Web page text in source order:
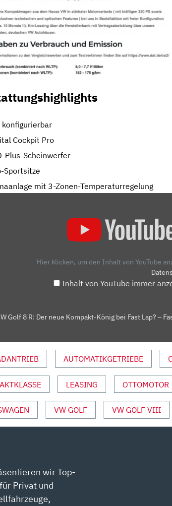
konfigurierbar
Cockpit Pro
Plus-Scheinwerfer
Sportsitze
mit 3-Zonen-Temperaturregelung
Hier klicken, um den Inhalt von YouTube
Inhalt von YouTube immer
Golf 8 R: Der neue Kompakt-König bei Fast Lap? –
AUTOMATIKGETRIEBE
LEASING OTTOMOTOR
VW GOLF VW GOLF VIII
wir Top-
Privat und